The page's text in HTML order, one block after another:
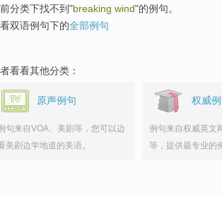
分类下找不到"breaking wind"的例句。
双语例句下的全部例句
看看其他分类：
原声例句
句来自VOA、美剧等，您可以边
美剧边学地道的美语。
权威
例句来自权威英文
等，提供最专业的